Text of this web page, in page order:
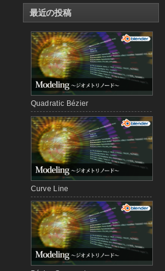
最近の投稿
Quadratic Bézier
Curve Line